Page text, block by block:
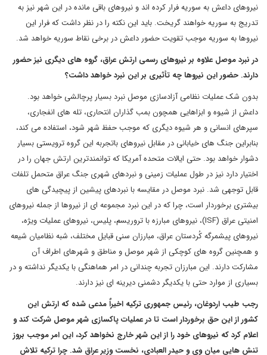
نیروهای داعش به سوریه فرار کرده اند و نیروهای باقی مانده در این شهر نیز به
تدریج به سوریه خواهند گریخت. باید این نکته را در نظر داشت که فرار این
نیروها به سوریه موجب تقویت حضور داعش در برخی نقاط سوریه خواهد شد.
در نبرد موصل علاوه بر نیروهای رسمی ارتش عراق، گروه های دیگری نیز حضور
دارند. حضور این نیروها چه تأثیری بر این نبرد خواهد داشت؟
بدون شک عملیات نظامی آزادسازی موصل نبرد بسیار پرچالشی خواهد بود.
داعش از شیوه و ابزاهایی همچون بمب گذاران انتحاری، تله های انفجاری،
سپرهای انسانی و هر شیوه دیگری که موجب حفظ شهر شود، استفاده می کند،
بنابراین جنگ های خیابانی در مقابل نیروهای باتجربه این گروه ترویستی بسیار
دشوار خواهد بود. حتی ایالات متحده آمریکا که توانمندترین ارتش جهان را در
اختیار دارد نیز در طول عملیات زمینی و نبردهای شهری جنگ عراق متحمل تلفات
قابل توجهی شد. نبرد موصل در مقایسه با نبردهای پیشین از پیچیدگی های
بیشتری برخوردار است، چرا که در این نبرد مجموعه ای از نیروها از جمله نیروهای
امنیتی عراق (ISF)، نیروهای مبارزه با تروریسم، پلیس، نیروهای عملیات ویژه،
نیروهای پیشمرگه کُردستان عراق، مبارزان سنی قبایل مختلف، شبه نظامیان شیعه
و همچنین گروه های کوچکی از شهر موصل و مناطق و شهرهای اطراف آن
مشارکت دارند. این مبارزان تجربه چندانی در امر هماهنگی با یکدیگر نداشته و در
بسیاری از موارد حتی با یکدیگر دشمنی دیرینه ای نیز دارند.
رجب طیب اردوغان، رئیس جمهوری ترکیه اخیراٌ مدعی شده که ارتش این
کشور از این حق برخوردار است تا در عملیات پاکسازی شهر موصل شرکت کند و
اعلام کرد که نیروهای خود را از این شهر خارج نخواهد کرد، این امر موجب بروز
تنش هایی میان وی و حیدر العبادی، نخست وزیر عراق شد. چرا ترکیه تلاش